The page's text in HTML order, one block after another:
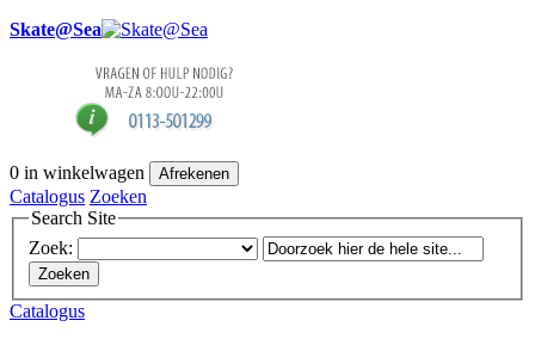
Skate@Sea
0 in winkelwagen Afrekenen
Catalogus Zoeken
Search Site
Zoek:
Zoeken
Catalogus